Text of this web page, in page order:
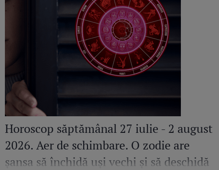
Horoscop săptămânal 27 iulie - 2 august
2026. Aer de schimbare. O zodie are
șansa să închidă uși vechi și să deschidă